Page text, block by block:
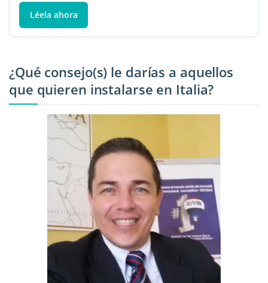
Léela ahora
¿Qué consejo(s) le darías a aquellos
que quieren instalarse en Italia?